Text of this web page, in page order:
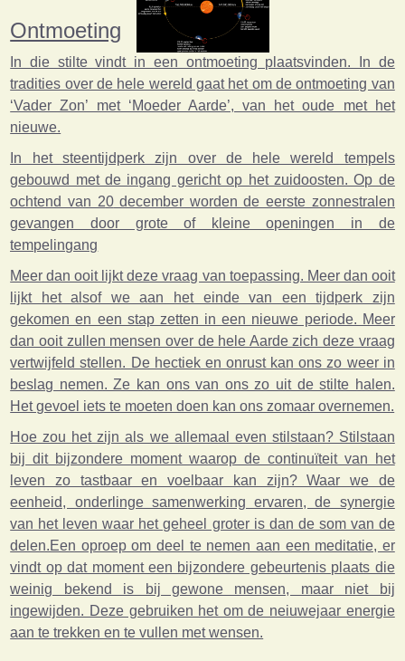
Ontmoeting
In die stilte vindt in een ontmoeting plaatsvinden. In de
tradities over de hele wereld gaat het om de ontmoeting van
‘Vader Zon’ met ‘Moeder Aarde’, van het oude met het
nieuwe.
In het steentijdperk zijn over de hele wereld tempels
gebouwd met de ingang gericht op het zuidoosten. Op de
ochtend van 20december worden de eerste zonnestralen
gevangen door grote of kleine openingen in de
tempelingang
Meer dan ooit lijkt deze vraag van toepassing. Meer dan ooit
lijkt het alsof we aan het einde van een tijdperk zijn
gekomen en een stap zetten in een nieuwe periode. Meer
dan ooit zullen mensen over de hele Aarde zich deze vraag
vertwijfeld stellen. De hectiek en onrust kan ons zo weer in
beslag nemen. Ze kan ons van ons zo uit de stilte halen.
Het gevoel iets te moeten doen kan ons zomaar overnemen.
Hoe zou het zijn als we allemaal even stilstaan? Stilstaan
bij dit bijzondere moment waarop de continuïteit van het
leven zo tastbaar en voelbaar kan zijn? Waar we de
eenheid, onderlinge samenwerking ervaren, de synergie
van het leven waar het geheel groter is dan de som van de
delen.Een oproep om deel te nemen aan een meditatie, er
vindt op dat moment een bijzondere gebeurtenis plaats die
weinig bekend is bij gewone mensen, maar niet bij
ingewijden. Deze gebruiken het om de neiuwejaar energie
aan te trekken en te vullen met wensen.